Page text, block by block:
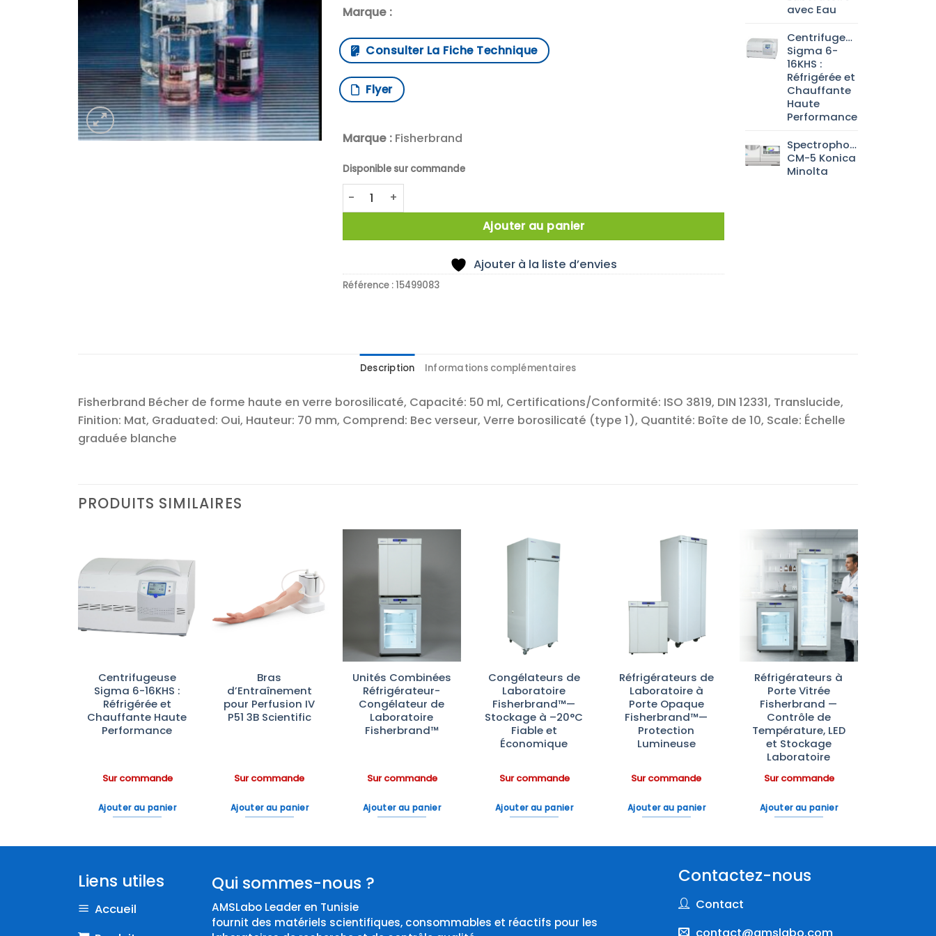
Marque :
Consulter La Fiche Technique
Flyer
Marque :Fisherbrand
Disponible sur commande
quantité de X10 50mL Bécher, forme haute, verre borosillicaté
Ajouter au panier
Ajouter à la liste d’envies
Référence :15499083
avec Eau
Centrifugeuse
Sigma 6-
16KHS :
Réfrigérée et
Chauffante
Haute
Performance
Spectrophotomètre
CM-5 Konica
Minolta
Description Informations complémentaires
Fisherbrand Bécher de forme haute en verre borosilicaté, Capacité: 50 ml, Certifications/Conformité: ISO 3819, DIN 12331, Translucide,
Finition: Mat, Graduated: Oui, Hauteur: 70 mm, Comprend: Bec verseur, Verre borosilicaté (type 1), Quantité: Boîte de 10, Scale: Échelle
graduée blanche
PRODUITS SIMILAIRES
Ajouter
d’envies
Centrifugeuse
Sigma 6-16KHS :
Réfrigérée et
Chauffante Haute
Performance
Sur commande
Ajouter au panier
Ajouter
à la liste
d’envies
Bras
d’Entraînement
pour Perfusion IV
P51 3B Scientific
Sur commande
Ajouter au panier
Ajouter
à la liste
Unités Combinées
Réfrigérateur-
Congélateur de
Laboratoire
Fisherbrand™
Sur commande
Ajouter au panier
Congélateurs de
Laboratoire
Fisherbrand™—
Stockage à –20°C
Fiable et
Économique
Sur commande
Ajouter au panier
Réfrigérateurs de
Laboratoire à
Porte Opaque
Fisherbrand™—
Protection
Lumineuse
Sur commande
Ajouter au panier
Ajouter
à la liste
d’envies
Réfrigérateurs à
Porte Vitrée
Fisherbrand —
Contrôle de
Température, LED
et Stockage
Laboratoire
Sur commande
Ajouter au panier
Liens utiles
Accueil
Qui sommes-nous ?
AMSLabo Leader en Tunisie
fournit des matériels scientifiques, consommables et réactifs pour les
Contactez-nous
Contact